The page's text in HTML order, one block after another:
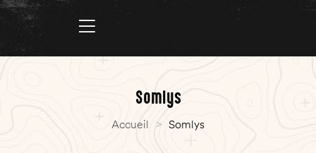
Somlys
Accueil > Somlys